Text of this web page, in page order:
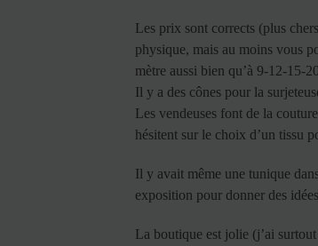
Les prix sont corrects (plus
physique, mais au moins vous
mètre aussi bien qu’à 9-12-15-
Il y a des cônes pour la
Les vendeuses font de la
hésitent sur le choix d’un tissu
Il y avait même une tunique
exposition pour donner des
La boutique est jolie (j’ai